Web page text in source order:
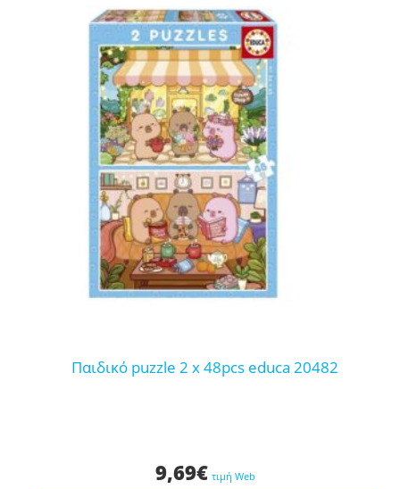
παιδικό puzzle 2 x 48pcs educa 20482
9,69€ τιμή Web